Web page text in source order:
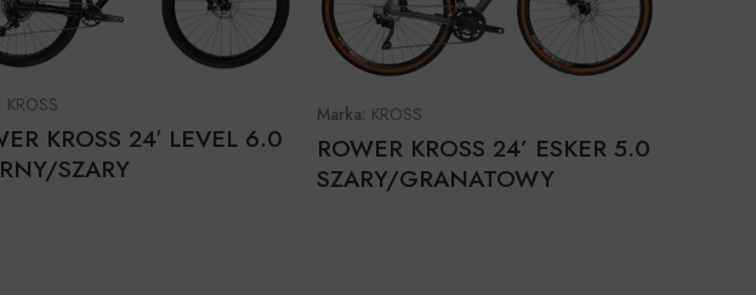
KROSS
KROSS 24′ LEVEL 6.0
SZARY
Marka: KROSS
ROWER KROSS 24’ ESKER 5.0
SZARY/GRANATOWY